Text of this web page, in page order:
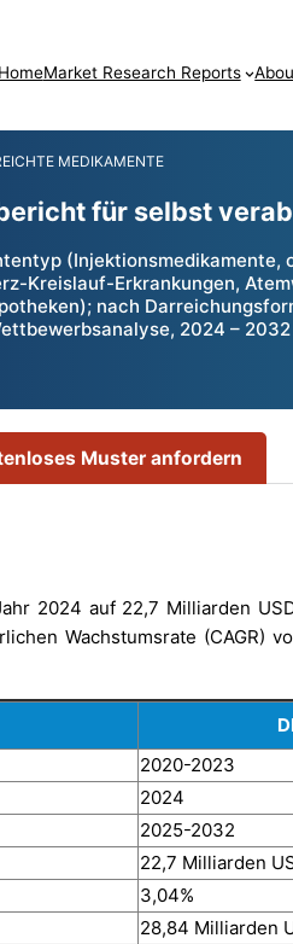
HomeMarket Research Reports
MEDIKAMENTE
für selbst
Kreislauf-Erkrankungen,
nach
2024 – 2032
Muster anfordern
2024 auf 22,7 Milliarden
Wachstumsrate (CAGR)
2020-2023
2024
2025-2032
22,7 Milliarden
3,04%
28,84 Milliarden